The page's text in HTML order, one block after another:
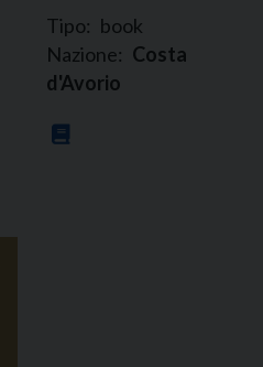
Tipo: book
Nazione: Costa
d'Avorio